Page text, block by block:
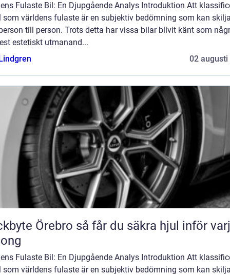
Fulaste Bil: En Djupgående Analys Introduktion Att
som världens fulaste är en subjektiv bedömning som kan
till person. Trots detta har vissa bilar blivit känt som
estetiskt utmanand...
02 augusti
så får du säkra hjul inför varje
Fulaste Bil: En Djupgående Analys Introduktion Att
som världens fulaste är en subjektiv bedömning som kan